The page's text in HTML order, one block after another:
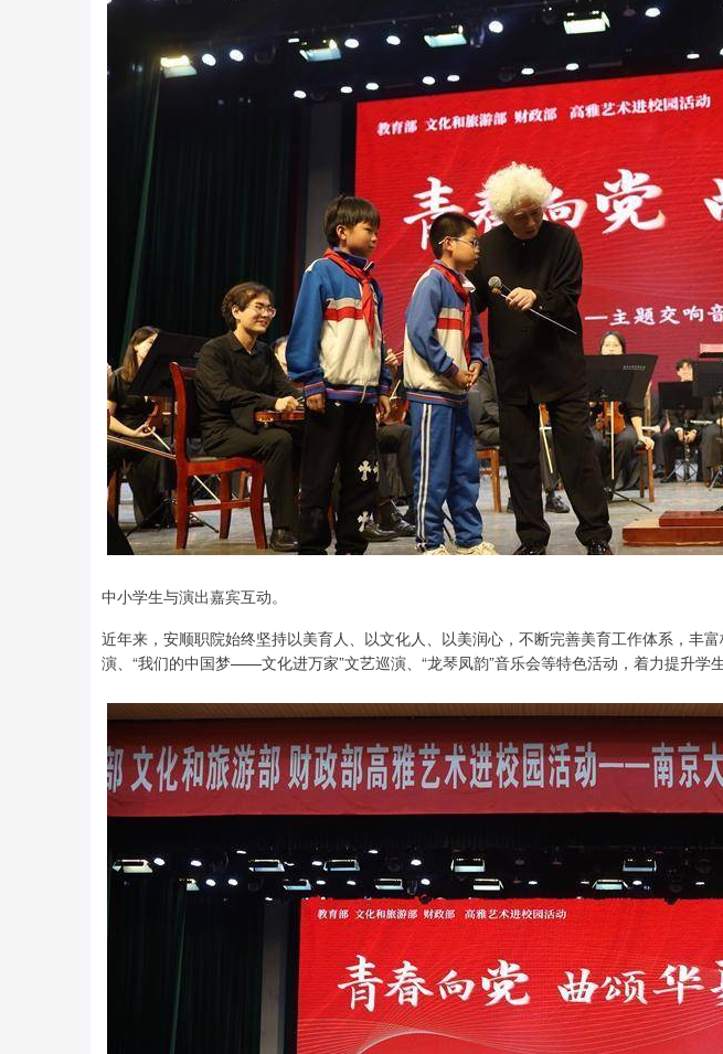
中小学生与演出嘉宾互动。
近年来，安顺职院始终坚持以美育人、以文化人、以美润心，不断完善美育工作体系，丰
演、“我们的中国梦——文化进万家”文艺巡演、“龙琴凤韵”音乐会等特色活动，着力提升学